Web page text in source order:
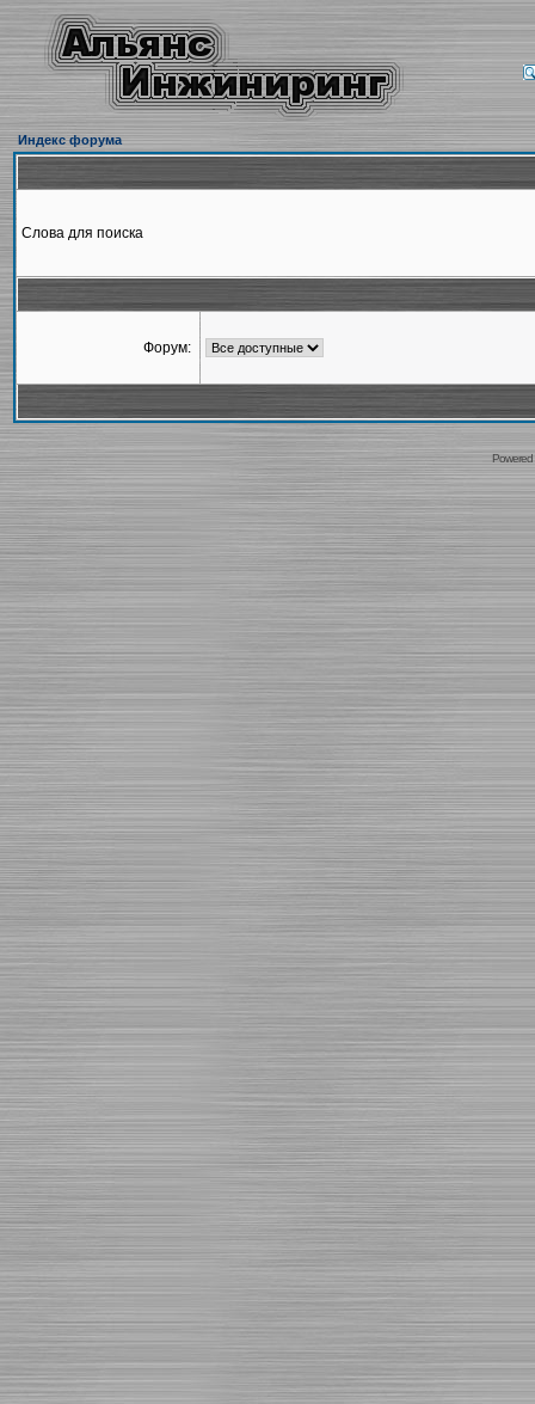
Индекс форума
Слова для поиска
Форум: